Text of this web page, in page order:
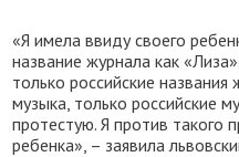
«Я имела ввиду своего
название журнала как
только российские названия
музыка, только российские
протестую. Я против такого
ребенка», – заявила